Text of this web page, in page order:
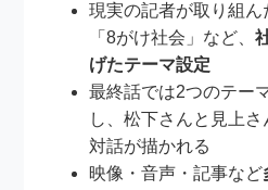
現実の記者が取り組ん
「8がけ社会」など、
げたテーマ設定
最終話では2つのテー
し、松下さんと見上
対話が描かれる
映像・音声・記事など